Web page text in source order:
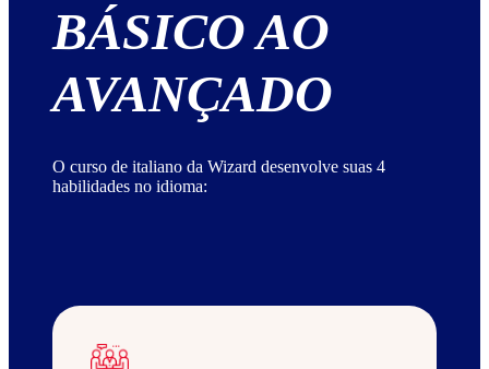
BÁSICO AO
AVANÇADO
O curso de italiano da Wizard desenvolve suas 4
habilidades no idioma: